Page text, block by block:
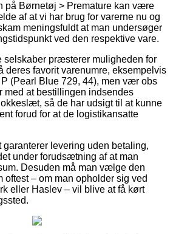
på Børnetøj > Premature kan være
af at vi har brug for varerne nu og
meningsfuldt at man undersøger
ved den respektive vare.
selskaber præsterer muligheden for
deres favorit varenumre, eksempelvis
(Pearl Blue 729, 44), men vær obs
med at bestillingen indsendes
så de har udsigt til at kunne
forud for at de logistikansatte
garanterer levering uden betaling,
under forudsætning af at man
Desuden må man vælge den
oftest – om man opholder sig ved
eller Haslev – vil blive at få kørt